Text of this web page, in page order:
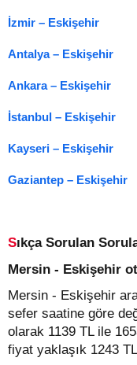
İzmir – Eskişehir
Antalya – Eskişehir
Ankara – Eskişehir
İstanbul – Eskişehir
Kayseri – Eskişehir
Gaziantep – Eskişehir
Sıkça Sorulan
Mersin - Eskişehir
Mersin - Eskişehir
sefer saatine göre
olarak 1139 TL ile
fiyat yaklaşık 1243